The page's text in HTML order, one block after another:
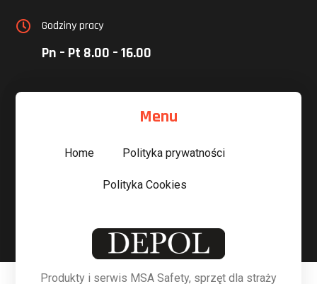
 Godziny pracy
Pn – Pt 8.00 – 16.00
Menu
Home Polityka prywatności
Polityka Cookies
Produkty i serwis MSA Safety, sprzęt dla straży